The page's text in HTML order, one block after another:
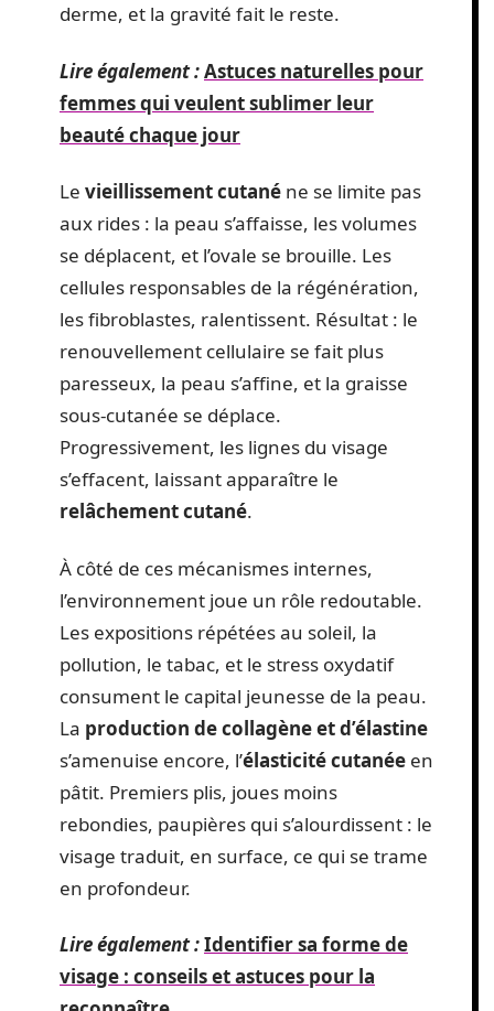
derme, et la gravité fait le reste.
Lire également :Astuces naturelles pour
femmes qui veulent sublimer leur
beauté chaque jour
Le vieillissement cutané ne se limite pas
aux rides : la peau s’affaisse, les volumes
se déplacent, et l’ovale se brouille. Les
cellules responsables de la régénération,
les fibroblastes, ralentissent. Résultat : le
renouvellement cellulaire se fait plus
paresseux, la peau s’affine, et la graisse
sous-cutanée se déplace.
Progressivement, les lignes du visage
s’effacent, laissant apparaître le
relâchement cutané.
À côté de ces mécanismes internes,
l’environnement joue un rôle redoutable.
Les expositions répétées au soleil, la
pollution, le tabac, et le stress oxydatif
consument le capital jeunesse de la peau.
La production de collagène et d’élastine
s’amenuise encore, l’élasticité cutanée en
pâtit. Premiers plis, joues moins
rebondies, paupières qui s’alourdissent : le
visage traduit, en surface, ce qui se trame
en profondeur.
Lire également :Identifier sa forme de
visage : conseils et astuces pour la